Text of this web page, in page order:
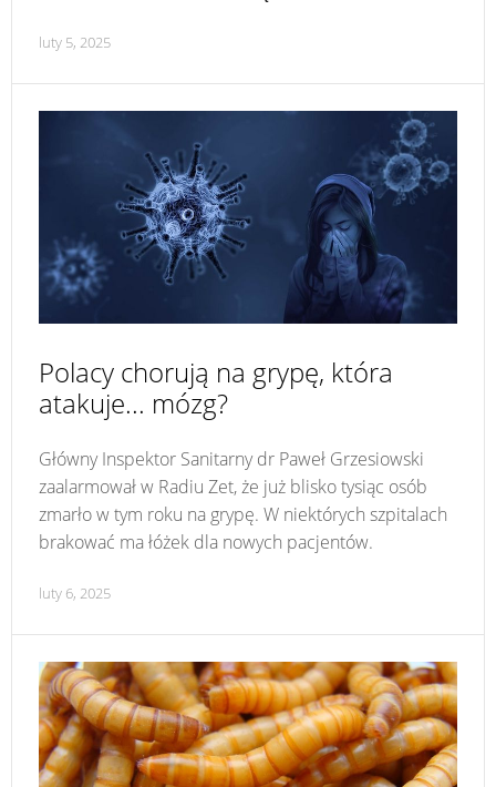
luty 5, 2025
Polacy chorują na grypę, która
atakuje... mózg?
Główny Inspektor Sanitarny dr Paweł Grzesiowski
zaalarmował w Radiu Zet, że już blisko tysiąc osób
zmarło w tym roku na grypę. W niektórych szpitalach
brakować ma łóżek dla nowych pacjentów.
luty 6, 2025